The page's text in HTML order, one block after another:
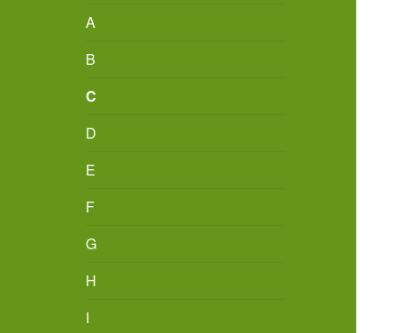
A
B
C
D
E
F
G
H
I